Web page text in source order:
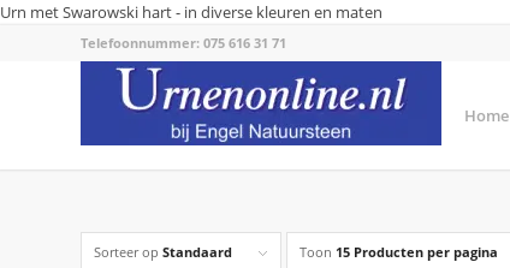
Urn met Swarowski hart - in diverse kleuren en maten
Telefoonnummer: 075 616 31 71
Home
Sorteer op Standaard Toon 15 Producten per pagina